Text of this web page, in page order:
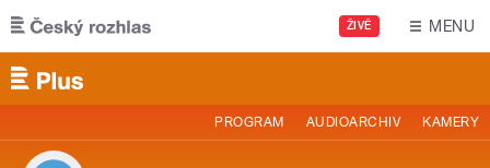
Přejít k hlavnímu obsahu
ŽIVĚ MENU
PROGRAM AUDIOARCHIV KAMERY